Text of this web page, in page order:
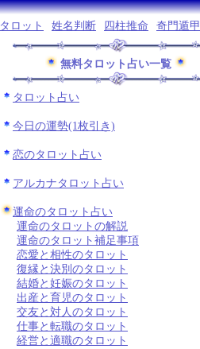
タロット
姓名判断 四柱推命 奇門遁甲
無料タロット占い一覧
タロット占い
今日の運勢(1枚引き)
恋のタロット占い
アルカナタロット占い
運命のタロット占い
運命のタロットの解説
運命のタロット補足事項
恋愛と相性のタロット
復縁と決別のタロット
結婚と妊娠のタロット
出産と育児のタロット
交友と対人のタロット
仕事と転職のタロット
経営と適職のタロット